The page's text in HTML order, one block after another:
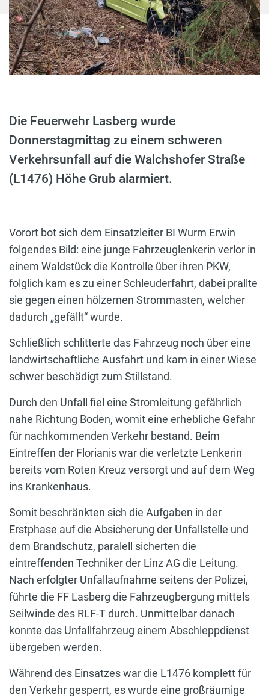
Die Feuerwehr Lasberg wurde
Donnerstagmittag zu einem schweren
Verkehrsunfall auf die Walchshofer Straße
(L1476) Höhe Grub alarmiert.
Vorort bot sich dem Einsatzleiter BI Wurm Erwin
folgendes Bild: eine junge Fahrzeuglenkerin verlor in
einem Waldstück die Kontrolle über ihren PKW,
folglich kam es zu einer Schleuderfahrt, dabei prallte
sie gegen einen hölzernen Strommasten, welcher
dadurch „gefällt“ wurde.
Schließlich schlitterte das Fahrzeug noch über eine
landwirtschaftliche Ausfahrt und kam in einer Wiese
schwer beschädigt zum Stillstand.
Durch den Unfall fiel eine Stromleitung gefährlich
nahe Richtung Boden, womit eine erhebliche Gefahr
für nachkommenden Verkehr bestand. Beim
Eintreffen der Florianis war die verletzte Lenkerin
bereits vom Roten Kreuz versorgt und auf dem Weg
ins Krankenhaus.
Somit beschränkten sich die Aufgaben in der
Erstphase auf die Absicherung der Unfallstelle und
dem Brandschutz, paralell sicherten die
eintreffenden Techniker der Linz AG die Leitung.
Nach erfolgter Unfallaufnahme seitens der Polizei,
führte die FF Lasberg die Fahrzeugbergung mittels
Seilwinde des RLF-T durch. Unmittelbar danach
konnte das Unfallfahrzeug einem Abschleppdienst
übergeben werden.
Während des Einsatzes war die L1476 komplett für
den Verkehr gesperrt, es wurde eine großräumige